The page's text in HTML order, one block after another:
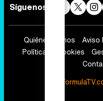
Síguenos
Quiénes somos Aviso
Política de cookies